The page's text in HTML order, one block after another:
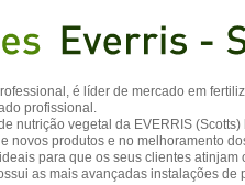
é líder de mercado em
profissional.
nutrição vegetal da EVERRIS
novos produtos e no melhoramento
para que os seus clientes
as mais avançadas instalações